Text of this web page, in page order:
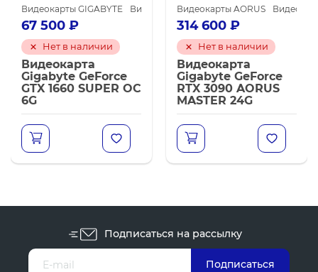
майнинга
NVIDIA GeForce RTX 3060 Ti Видеокарты NVIDIA для майнинга
Видеокарты GIGABYTE Видеокарты NVIDIA GeForce GTX 1660
67 500 ₽
Нет в наличии
Видеокарта
Gigabyte GeForce
GTX 1660 SUPER OC
6G
Видеокарты AORUS
314 600 ₽
Нет в наличии
Видеокарта
Gigabyte GeForce
RTX 3090 AORUS
MASTER 24G
Подписаться на рассылку